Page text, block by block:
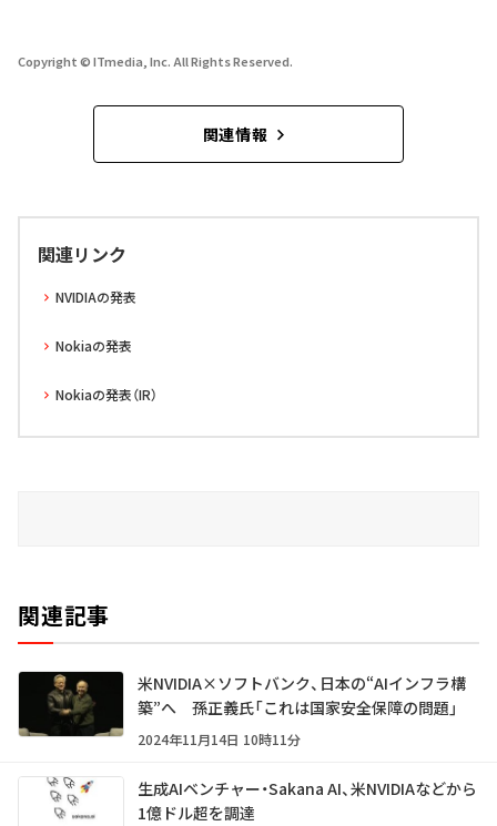
Copyright © ITmedia, Inc. All Rights Reserved.
関連情報
関連リンク
NVIDIAの発表
Nokiaの発表
Nokiaの発表（IR）
関連記事
米NVIDIA×ソフトバンク、日本の“AIインフラ構
築”へ 孫正義氏「これは国家安全保障の問題」
2024年11月14日 10時11分
生成AIベンチャー・Sakana AI、米NVIDIAなどから
1億ドル超を調達